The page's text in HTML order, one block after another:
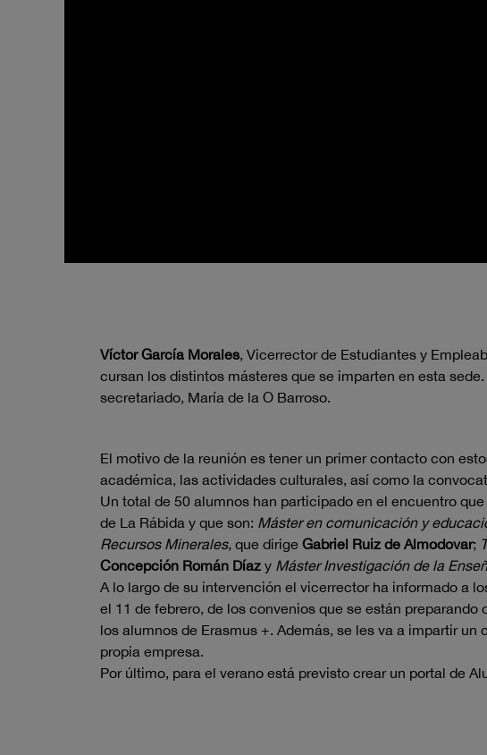
Víctor García Morales, Vicerrector de Estudiantes y
cursan los distintos másteres que se imparten en esta
secretariado, María de la O Barroso.
El motivo de la reunión es tener un primer contacto con
académica, las actividades culturales, así como la
Un total de 50 alumnos han participado en el encuentro
de La Rábida y que son: Máster en comunicación y
Recursos Minerales, que dirige Gabriel Ruiz de Almodovar;
Concepción Román Díaz y Máster Investigación de la
A lo largo de su intervención el vicerrector ha informado a
el 11 de febrero, de los convenios que se están
los alumnos de Erasmus +. Además, se les va a impartir
propia empresa.
Por último, para el verano está previsto crear un portal de